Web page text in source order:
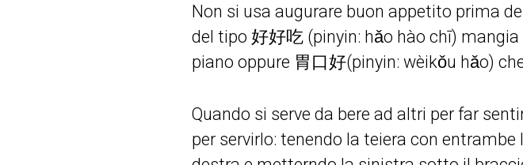
Non si usa augurare buon appetito prima
del tipo 好好吃 (pinyin: hǎo hào chī)
piano oppure 胃口好(pinyin: wèikǒu hǎo)
Quando si serve da bere ad altri per far
per servirlo: tenendo la teiera con